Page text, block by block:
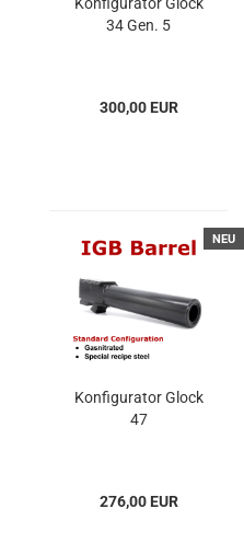
34 Gen. 5
300,00 EUR
NEU
Konfigurator Glock
47
276,00 EUR